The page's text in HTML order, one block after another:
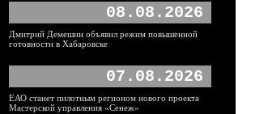
08.08.2026
Дмитрий Демешин объявил режим повышенной
готовности в Хабаровске
07.08.2026
ЕАО станет пилотным регионом нового проекта
Мастерской управления «Сенеж»